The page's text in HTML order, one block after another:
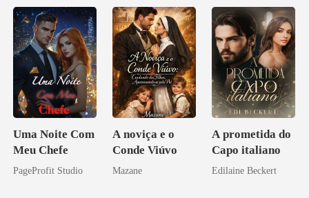
Inimigo Dele
Uma Noite Com
Meu Chefe
PageProfit Studio
A noviça e o
Conde Viúvo
Mazane
A prometida do
Capo italiano
Edilaine Beckert